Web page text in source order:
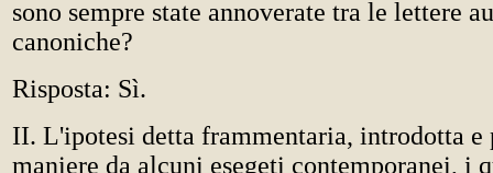
sono sempre state annoverate tra le lettere
canoniche?
Risposta: Sì.
II. L'ipotesi detta frammentaria, introdotta e
maniere da alcuni esegeti contemporanei, i